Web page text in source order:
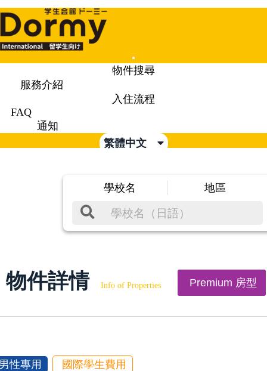
Mobile
Menu
物件搜尋
服務介紹
入住流程
FAQ
通知
繁體中文
學校名 地區
物件詳情 Info of Properties Premium 房型
性專用 國際學生費用